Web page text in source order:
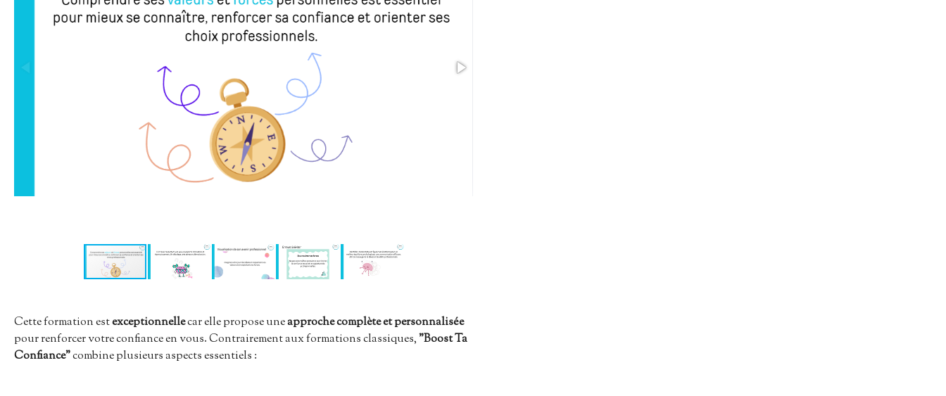
Cette formation estexceptionnellecar elle propose uneapproche complète et personnalisée
pour renforcer votre confiance en vous. Contrairement aux formations classiques,"Boost Ta
Confiance"combine plusieurs aspects essentiels :